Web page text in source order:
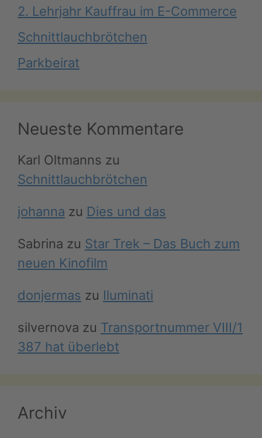
2. Lehrjahr Kauffrau im E-Commerce
Schnittlauchbrötchen
Parkbeirat
Neueste Kommentare
Karl Oltmanns zu
Schnittlauchbrötchen
johanna zu Dies und das
Sabrina zu Star Trek – Das Buch zum
neuen Kinofilm
donjermas zu Iluminati
silvernova zu Transportnummer VIII/1
387 hat überlebt
Archiv